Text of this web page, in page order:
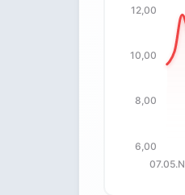
Chart
The chart
The chart
07.05.N
6,00
8,00
10,00
12,00